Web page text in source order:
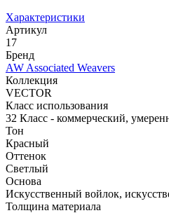
Характеристики
Артикул
17
Бренд
AW Associated Weavers
Коллекция
VECTOR
Класс использования
32 Класс - коммерческий,
Тон
Красный
Оттенок
Светлый
Основа
Искусственный войлок,
Толщина материала